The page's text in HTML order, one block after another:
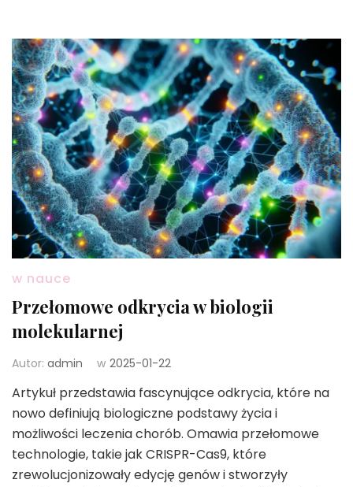
w nauce
Przełomowe odkrycia w biologii
molekularnej
Autor: admin w 2025-01-22
Artykuł przedstawia fascynujące odkrycia, które na
nowo definiują biologiczne podstawy życia i
możliwości leczenia chorób. Omawia przełomowe
technologie, takie jak CRISPR-Cas9, które
zrewolucjonizowały edycję genów i stworzyły